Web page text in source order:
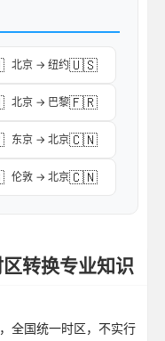
北京 → 纽约🇺🇸
北京 → 巴黎🇫🇷
东京 → 北京🇨🇳
伦敦 → 北京🇨🇳
转换专业知识
全国统一时区，不实行